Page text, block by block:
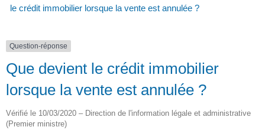
le crédit immobilier lorsque la vente est annulée ?
Question-réponse
Que devient le crédit immobilier
lorsque la vente est annulée ?
Vérifié le 10/03/2020 – Direction de l'information légale et administrative
(Premier ministre)